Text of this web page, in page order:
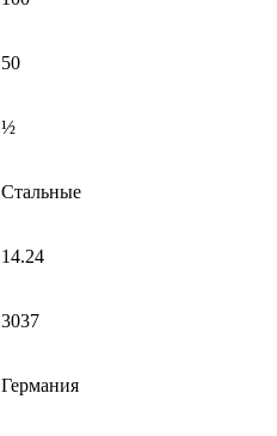
50
½
Стальные
14.24
3037
Германия